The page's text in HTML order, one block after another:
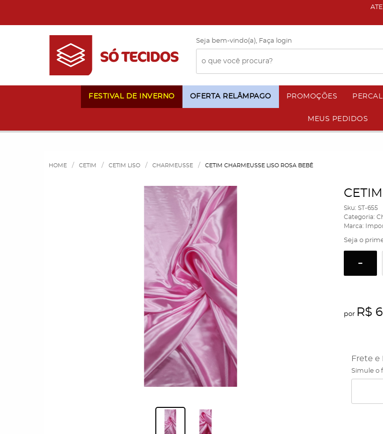
Seja bem-vindo(a), Faça login
FESTIVAL DE INVERNO OFERTA RELÂMPAGO PROMOÇÕES PERCAL
MEUS PEDIDOS
HOME CETIM CETIM LISO CHARMEUSSE CETIM CHARMEUSSE LISO ROSA BEBÊ
Sku: ST-655
Categoria:
Marca:
Seja o
por R$
Frete e
Simule o